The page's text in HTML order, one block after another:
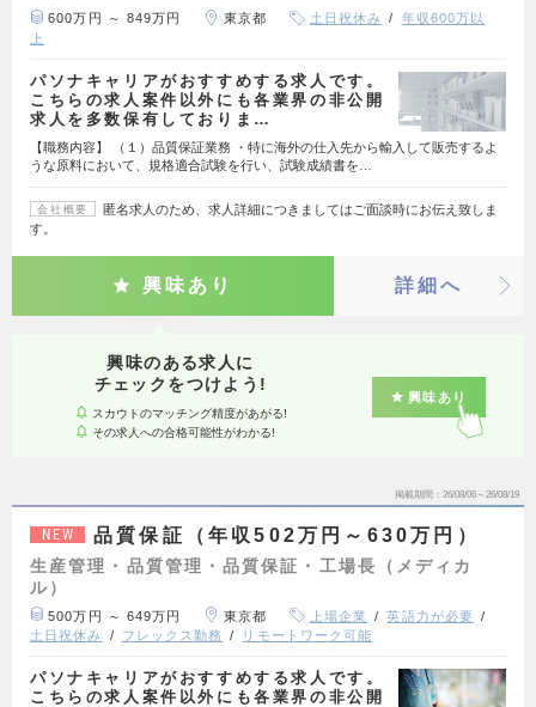
600万円 ～ 849万円 東京都 土日祝休み
年収600万以
上
パソナキャリアがおすすめする求人です。
こちらの求人案件以外にも各業界の非公開
求人を多数保有しておりま…
【職務内容】 （１）品質保証業務 ・特に海外の仕入先から輸入して販売するよ
うな原料において、規格適合試験を行い、試験成績書を…
会社概要
匿名求人のため、求人詳細につきましてはご面談時にお伝え致しま
す。
興味あり 詳細へ
興味のある求人に
チェックをつけよう!
スカウトのマッチング精度があがる!
その求人への合格可能性がわかる!
興味あり
掲載期間 26/08/06～26/08/19
NEW 品質保証（年収502万円～630万円）
生産管理・品質管理・品質保証・工場長（メディカ
ル）
500万円 ～ 649万円 東京都 上場企業
英語力が必要
土日祝休み
フレックス勤務 リモートワーク可能
パソナキャリアがおすすめする求人です。
こちらの求人案件以外にも各業界の非公開